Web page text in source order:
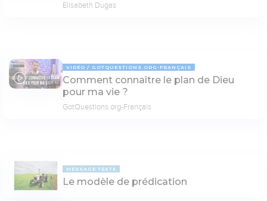
Elisabeth Dugas
04:46
VIDÉO GOTQUESTIONS.ORG-FRANÇAIS
Comment connaître le plan de Dieu
pour ma vie ?
GotQuestions.org-Français
MESSAGE TEXTE
Le modèle de prédication